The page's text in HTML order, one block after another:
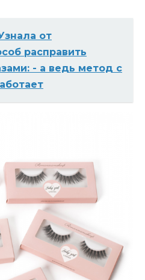
от
расправить
- а ведь метод с